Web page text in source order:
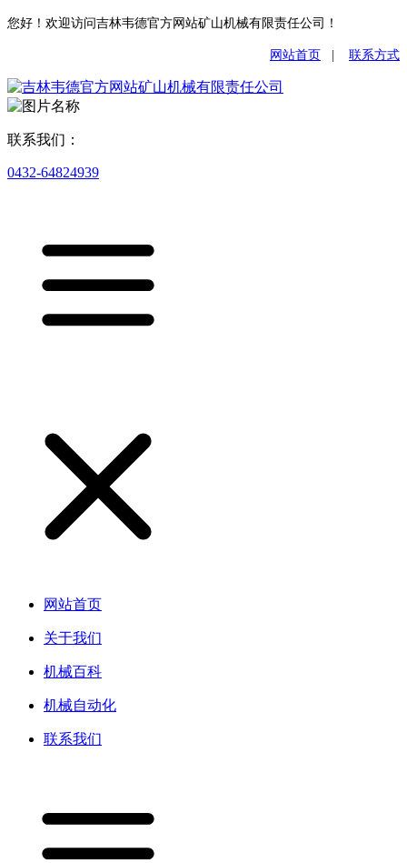
您好！欢迎访问吉林韦德官方网站矿山机械有限责任公司！
网站首页 联系方式
联系我们：
0432-64824939
网站首页
关于我们
机械百科
机械自动化
联系我们